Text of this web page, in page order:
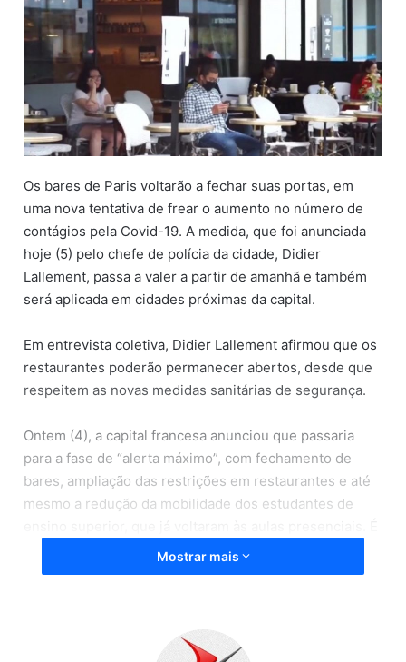
-
a
l
Os bares de Paris voltarão a fechar suas portas, em
uma nova tentativa de frear o aumento no número de
contágios pela Covid-19. A medida, que foi anunciada
hoje (5) pelo chefe de polícia da cidade, Didier
Lallement, passa a valer a partir de amanhã e também
será aplicada em cidades próximas da capital.
Em entrevista coletiva, Didier Lallement afirmou que os
restaurantes poderão permanecer abertos, desde que
respeitem as novas medidas sanitárias de segurança.
Ontem (4), a capital francesa anunciou que passaria
para a fase de “alerta máximo”, com fechamento de
bares, ampliação das restrições em restaurantes e até
mesmo a redução da mobilidade dos estudantes de
a penúltima fase na escala francesa de emergências
sanitárias.
cinemas, teatros e museus – que podem se manter
Mostrar mais